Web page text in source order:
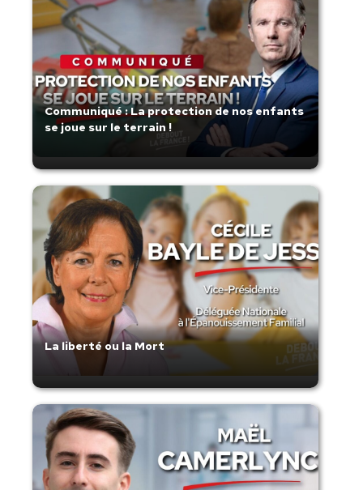
Communiqué : La protection de nos enfants
se joue sur le terrain !
La liberté ou la Mort